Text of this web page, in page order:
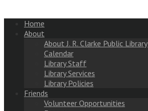
Home
About
About J. R. Clarke Public Library
Calendar
Library Staff
Library Services
Library Policies
Friends
Volunteer Opportunities